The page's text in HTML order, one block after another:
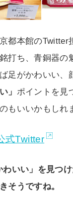
都本館のTwitter
銘打ち、青銅器の
足がかわいい、
」 ポイントを見
もいいかもしれ
式Twitter
いい」を見つ
そうですね。